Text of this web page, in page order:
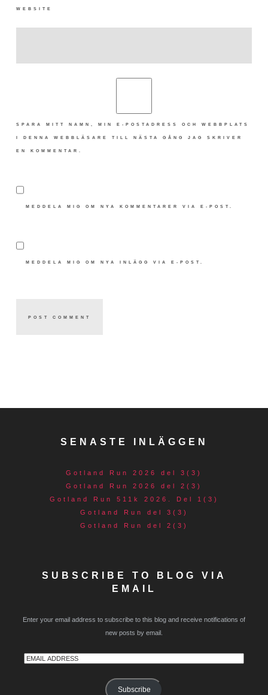
WEBSITE
SPARA MITT NAMN, MIN E-POSTADRESS OCH WEBBPLATS
I DENNA WEBBLÄSARE TILL NÄSTA GÅNG JAG SKRIVER
EN KOMMENTAR.
MEDDELA MIG OM NYA KOMMENTARER VIA E-POST.
MEDDELA MIG OM NYA INLÄGG VIA E-POST.
SENASTE INLÄGGEN
Gotland Run 2026 del 3(3)
Gotland Run 2026 del 2(3)
Gotland Run 511k 2026. Del 1(3)
Gotland Run del 3(3)
Gotland Run del 2(3)
SUBSCRIBE TO BLOG VIA
EMAIL
Enter your email address to subscribe to this blog and receive notifications of
new posts by email.
Email
Subscribe